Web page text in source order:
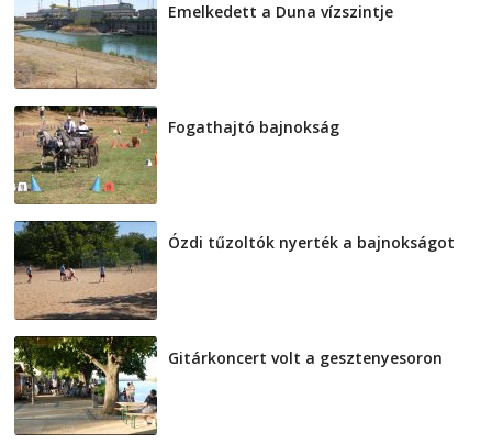
Emelkedett a Duna vízszintje
Fogathajtó bajnokság
Ózdi tűzoltók nyerték a bajnokságot
Gitárkoncert volt a gesztenyesoron